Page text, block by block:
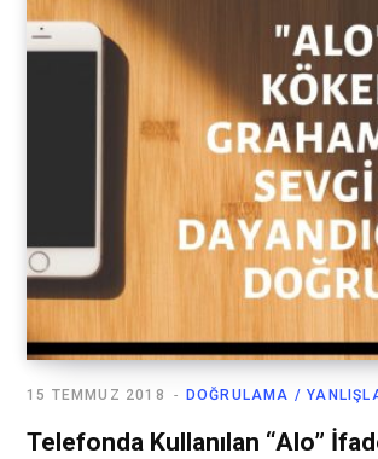
DOĞRULAMA /
15 TEMMUZ 2018
Telefonda Kullanılan “Alo”